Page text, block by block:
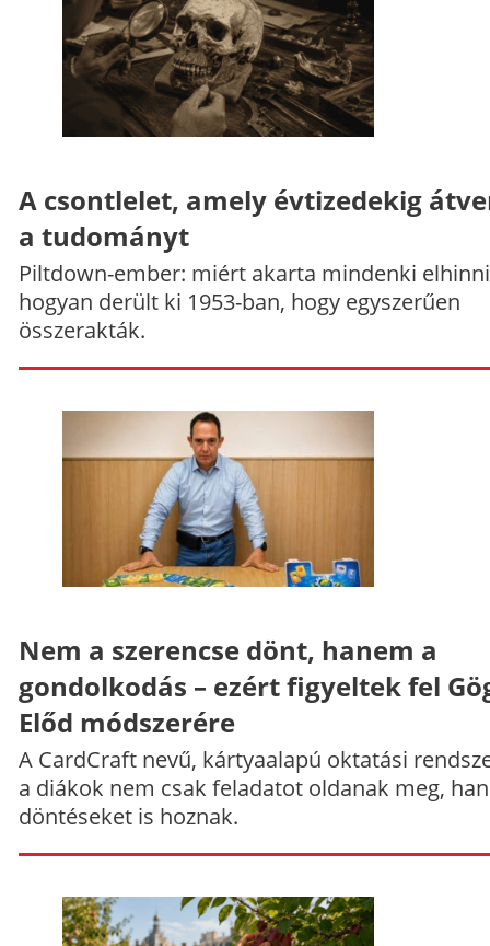
A csontlelet, amely évtizedekig
a tudományt
Piltdown-ember: miért akarta mindenki
hogyan derült ki 1953-ban, hogy egyszerűen
összerakták.
Nem a szerencse dönt, hanem a
gondolkodás – ezért figyeltek fel
Előd módszerére
A CardCraft nevű, kártyaalapú oktatási
a diákok nem csak feladatot oldanak meg,
döntéseket is hoznak.